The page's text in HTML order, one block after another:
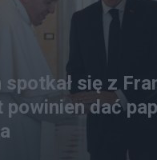
spotkał się z
powinien dać